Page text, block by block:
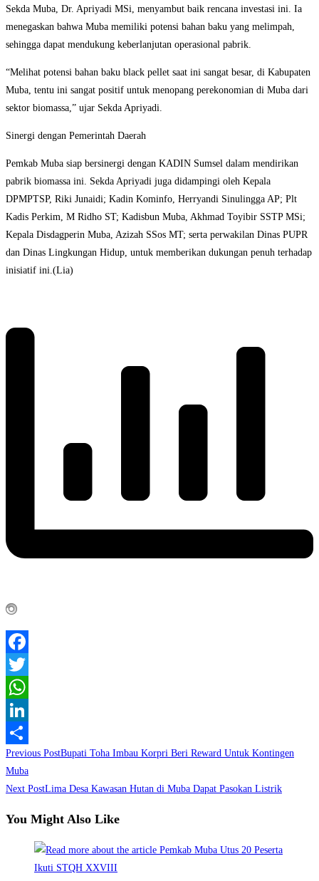
Sekda Muba, Dr. Apriyadi MSi, menyambut baik rencana investasi ini. Ia
menegaskan bahwa Muba memiliki potensi bahan baku yang melimpah,
sehingga dapat mendukung keberlanjutan operasional pabrik.
“Melihat potensi bahan baku black pellet saat ini sangat besar, di Kabupaten
Muba, tentu ini sangat positif untuk menopang perekonomian di Muba dari
sektor biomassa,” ujar Sekda Apriyadi.
Sinergi dengan Pemerintah Daerah
Pemkab Muba siap bersinergi dengan KADIN Sumsel dalam mendirikan
pabrik biomassa ini. Sekda Apriyadi juga didampingi oleh Kepala
DPMPTSP, Riki Junaidi; Kadin Kominfo, Herryandi Sinulingga AP; Plt
Kadis Perkim, M Ridho ST; Kadisbun Muba, Akhmad Toyibir SSTP MSi;
Kepala Disdagperin Muba, Azizah SSos MT; serta perwakilan Dinas PUPR
dan Dinas Lingkungan Hidup, untuk memberikan dukungan penuh terhadap
inisiatif ini.(Lia)
Facebook
Twitter
WhatsApp
LinkedIn
Share
Read
more
articles
Previous PostBupati Toha Imbau Korpri Beri Reward Untuk Kontingen
Muba
Next PostLima Desa Kawasan Hutan di Muba Dapat Pasokan Listrik
You Might Also Like